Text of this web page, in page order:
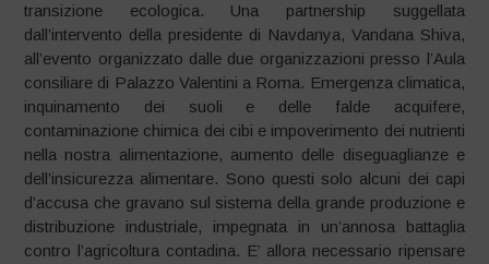
transizione ecologica. Una partnership suggellata
dall’intervento della presidente di Navdanya, Vandana Shiva,
all’evento organizzato dalle due organizzazioni presso l’Aula
consiliare di Palazzo Valentini a Roma. Emergenza climatica,
inquinamento dei suoli e delle falde acquifere,
contaminazione chimica dei cibi e impoverimento dei nutrienti
nella nostra alimentazione, aumento delle diseguaglianze e
dell’insicurezza alimentare. Sono questi solo alcuni dei capi
d’accusa che gravano sul sistema della grande produzione e
distribuzione industriale, impegnata in un’annosa battaglia
contro l’agricoltura contadina. E’ allora necessario ripensare